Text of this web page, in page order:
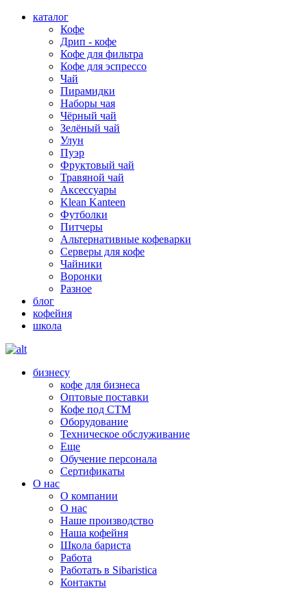
каталог
Кофе
Дрип - кофе
Кофе для фильтра
Кофе для эспрессо
Чай
Пирамидки
Наборы чая
Чёрный чай
Зелёный чай
Улун
Пуэр
Фруктовый чай
Травяной чай
Аксессуары
Klean Kanteen
Футболки
Питчеры
Альтернативные кофеварки
Серверы для кофе
Чайники
Воронки
Разное
блог
кофейня
школа
бизнесу
кофе для бизнеса
Оптовые поставки
Кофе под СТМ
Оборудование
Техническое обслуживание
Еще
Обучение персонала
Сертификаты
О нас
O компании
О нас
Наше производство
Наша кофейня
Школа бариста
Работа
Работать в Sibaristica
Контакты